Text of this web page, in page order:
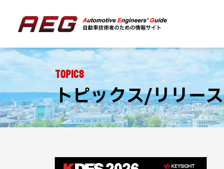
Topics
トピックス/リリース